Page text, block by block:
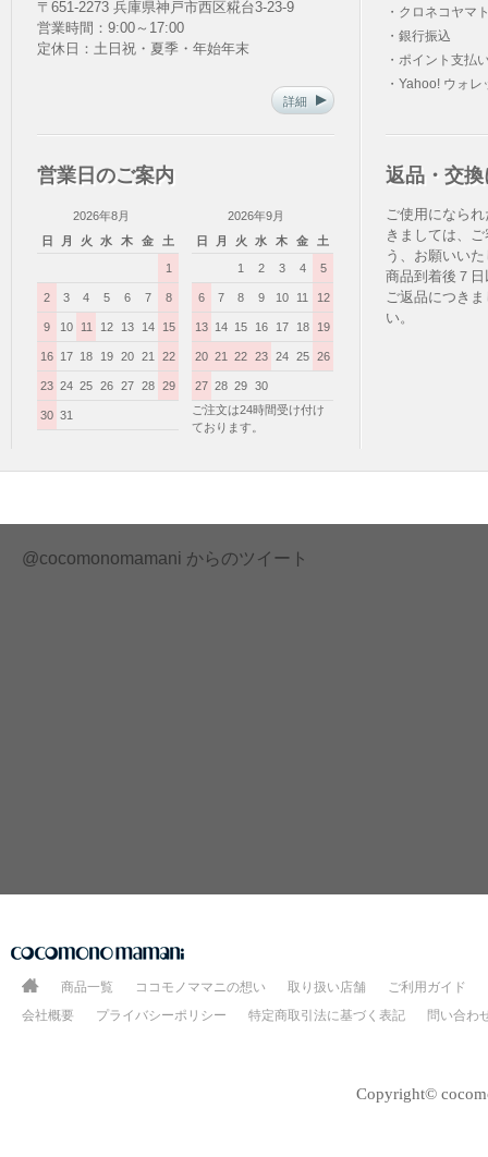
〒651-2273 兵庫県神戸市西区糀台3-23-9
営業時間：9:00～17:00
定休日：土日祝・夏季・年始年末
詳細
営業日のご案内
2026年8月
日
月 火 水 木 金 土
1
2 3 4 5 6 7 8
9 10 11 12 13 14 15
16 17 18 19 20 21 22
23 24 25 26 27 28 29
30 31
2026年9月
日
月 火 水 木 金 土
1 2 3 4 5
6 7 8 9 10 11 12
13 14 15 16 17 18 19
20 21 22 23 24 25 26
27 28 29 30
ご注文は24時間受け付け
ております。
・クロネコヤマ
・銀行振込
・ポイント支払
・Yahoo! ウォレ
返品・交
ご使用になら
きましては、
う、お願いい
商品到着後７
ご返品につき
い。
@cocomonomamani からのツイート
商品一覧 ココモノママニの想い 取り扱い店舗
ご利用ガイド
会社概要
プライバシーポリシー 特定商取引法に基づく表記 問い合わ
Copyright©